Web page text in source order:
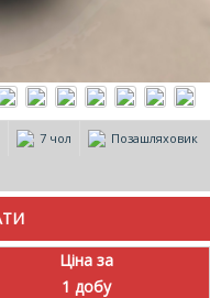
7 чол Позашляховик
Ціна за
1 добу